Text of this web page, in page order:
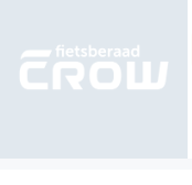
GEBRUIKER